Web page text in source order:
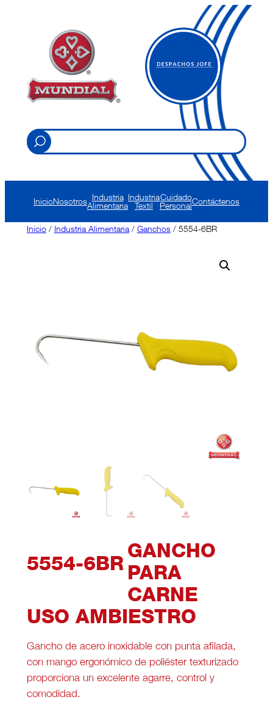
InicioNosotros Industria
Alimentaria
Industria
Textil
Cuidado
PersonalContáctenos
Inicio/ Industria Alimentaria/ Ganchos/ 5554-6BR
5554-6BR
GANCHO
PARA
CARNE
USO AMBIESTRO
Gancho de acero inoxidable con punta afilada,
con mango ergonómico de poliéster texturizado
proporciona un excelente agarre, control y
comodidad.